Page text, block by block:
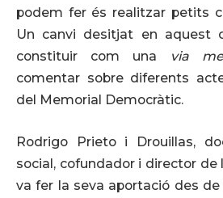
podem fer és realitzar petits
Un canvi desitjat en aquest
constituir com una
via
comentar sobre diferents
del Memorial Democràtic.
Rodrigo Prieto i Drouillas,
social, cofundador i director de
va fer la seva aportació des